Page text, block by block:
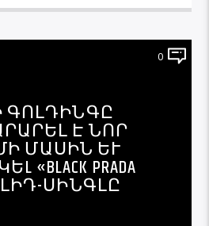
0
ԳՈԼԴԻՆԳԸ
Է ՆՈՐ
ՄԱՍԻՆ ԵՒ Թ
PRADA D
ԼԻԴ-ՍԻՆԳԼԸ